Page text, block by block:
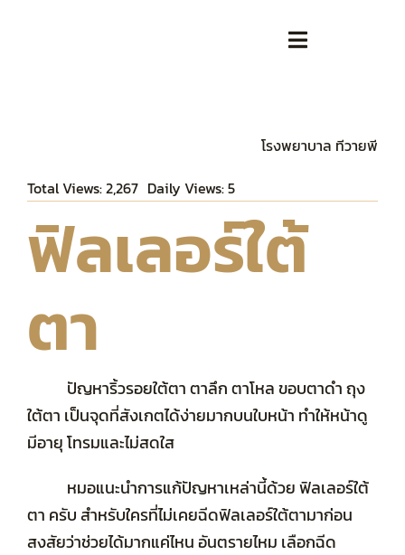
Toggle
ตารางแพทย์ / ทีมแพทย์
เสริมความงาม
บทความ
โปรโมชัน
โรงพยาบาล ทีวายพี
Total Views: 2,267 Daily Views: 5
ฟิลเลอร์ใต้
ตา
ปัญหาริ้วรอยใต้ตา ตาลึก ตาโหล ขอบตาดำ ถุง
ใต้ตา เป็นจุดที่สังเกตได้ง่ายมากบนใบหน้า ทำให้หน้าดู
มีอายุ โทรมและไม่สดใส
หมอแนะนำการแก้ปัญหาเหล่านี้ด้วย ฟิลเลอร์ใต้
ตา ครับ สำหรับใครที่ไม่เคยฉีดฟิลเลอร์ใต้ตามาก่อน
สงสัยว่าช่วยได้มากแค่ไหน อันตรายไหม เลือกฉีด